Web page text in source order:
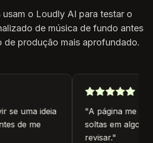
usam o Loudly AI para testar o
de música de fundo antes
de produção mais aprofundado.
uma ideia
de me
A página me
soltas em algo
revisar."